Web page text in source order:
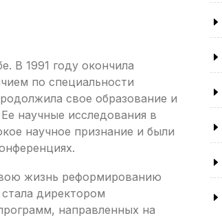
В 1991 году окончила
по специальности
свое образование и
научные исследования в
научное признание и были
жизнь реформированию
директором
направленных на